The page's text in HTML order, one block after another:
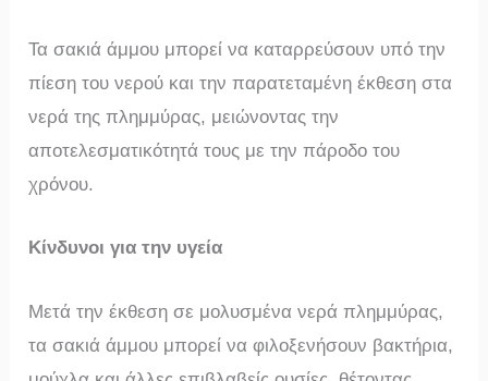
Τα σακιά άμμου μπορεί να καταρρεύσουν υπό την
πίεση του νερού και την παρατεταμένη έκθεση στα
νερά της πλημμύρας, μειώνοντας την
αποτελεσματικότητά τους με την πάροδο του
χρόνου.
Κίνδυνοι για την υγεία
Μετά την έκθεση σε μολυσμένα νερά πλημμύρας,
τα σακιά άμμου μπορεί να φιλοξενήσουν βακτήρια,